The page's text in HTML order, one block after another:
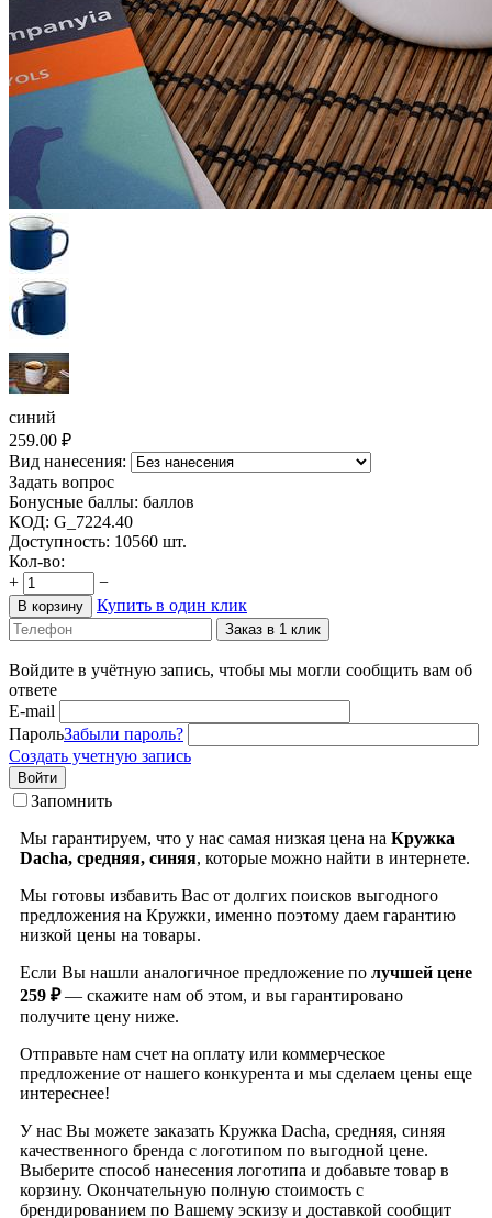
синий
259.00 ₽
Вид нанесения:
Задать вопрос
Бонусные баллы: баллов
КОД: G_7224.40
Доступность: 10560 шт.
Кол-во:
+
−
В корзину Купить в один клик
Заказ в 1 клик
Войдите в учётную запись, чтобы мы могли сообщить вам об
ответе
E-mail
ПарольЗабыли пароль?
Создать учетную запись
Войти
Запомнить
Мы гарантируем, что у нас самая низкая цена на Кружка
Dacha, средняя, синяя, которые можно найти в интернете.
Мы готовы избавить Вас от долгих поисков выгодного
предложения на Кружки, именно поэтому даем гарантию
низкой цены на товары.
Если Вы нашли аналогичное предложение по лучшей цене
259 ₽— скажите нам об этом, и вы гарантировано
получите цену ниже.
Отправьте нам счет на оплату или коммерческое
предложение от нашего конкурента и мы сделаем цены еще
интереснее!
У нас Вы можете заказать Кружка Dacha, средняя, синяя
качественного бренда с логотипом по выгодной цене.
Выберите способ нанесения логотипа и добавьте товар в
корзину. Окончательную полную стоимость с
брендированием по Вашему эскизу и доставкой сообщит